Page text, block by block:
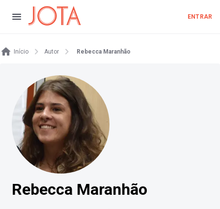
ENTRAR
Início Autor Rebecca Maranhão
Rebecca Maranhão